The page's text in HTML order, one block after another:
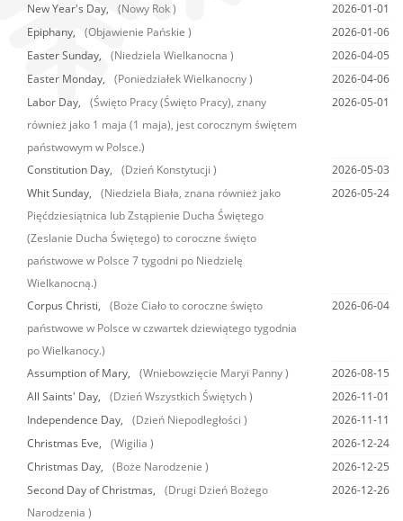
New Year's Day, (Nowy Rok )
2026-01-01
Epiphany,
(Objawienie Pańskie )
2026-01-06
Easter Sunday,
(Niedziela Wielkanocna )
2026-04-05
Easter Monday,
(Poniedziałek Wielkanocny )
2026-04-06
Labor Day,
(Święto Pracy (Święto Pracy), znany
również jako 1 maja (1 maja), jest corocznym świętem
państwowym w Polsce.)
2026-05-01
Constitution Day, (Dzień Konstytucji )
2026-05-03
Whit Sunday,
(Niedziela Biała, znana również jako
Pięćdziesiątnica lub Zstąpienie Ducha Świętego
(Zeslanie Ducha Świętego) to coroczne święto
państwowe w Polsce 7 tygodni po Niedzielę
Wielkanocną.)
2026-05-24
Corpus Christi,
(Boże Ciało to coroczne święto
państwowe w Polsce w czwartek dziewiątego tygodnia
po Wielkanocy.)
2026-06-04
Assumption of Mary, (Wniebowzięcie Maryi Panny )
2026-08-15
All Saints' Day,
(Dzień Wszystkich Świętych )
2026-11-01
Independence Day,
(Dzień Niepodległości )
2026-11-11
Christmas Eve,
(Wigilia )
2026-12-24
Christmas Day,
(Boże Narodzenie )
2026-12-25
Second Day of Christmas,
(Drugi Dzień Bożego
Narodzenia )
2026-12-26